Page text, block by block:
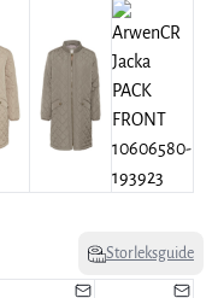
Storleksguide